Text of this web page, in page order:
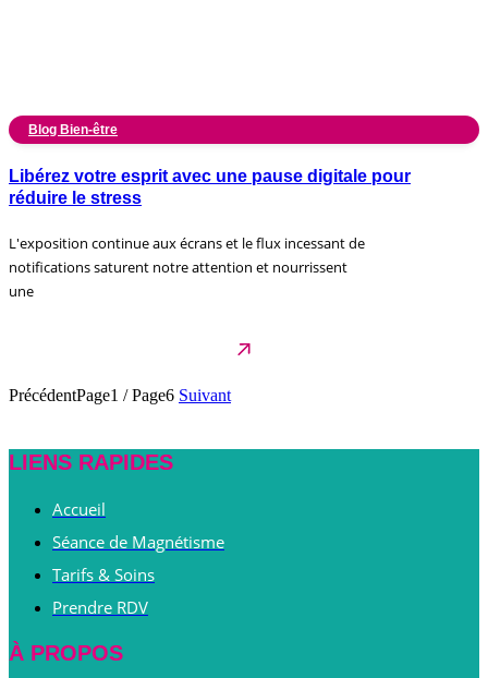
Blog Bien-être
Libérez votre esprit avec une pause digitale pour
réduire le stress
L'exposition continue aux écrans et le flux incessant de
notifications saturent notre attention et nourrissent
une
PrécédentPage1 / Page6 Suivant
LIENS RAPIDES
Accueil
Séance de Magnétisme
Tarifs & Soins
Prendre RDV
À PROPOS